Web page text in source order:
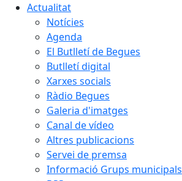
Actualitat
Notícies
Agenda
El Butlletí de Begues
Butlletí digital
Xarxes socials
Ràdio Begues
Galeria d'imatges
Canal de vídeo
Altres publicacions
Servei de premsa
Informació Grups municipals